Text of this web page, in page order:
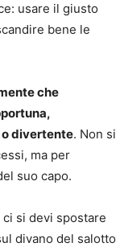
usare il giusto
bene le
che
divertente. Non si
ma per
suo capo.
si devi spostare
divano del salotto